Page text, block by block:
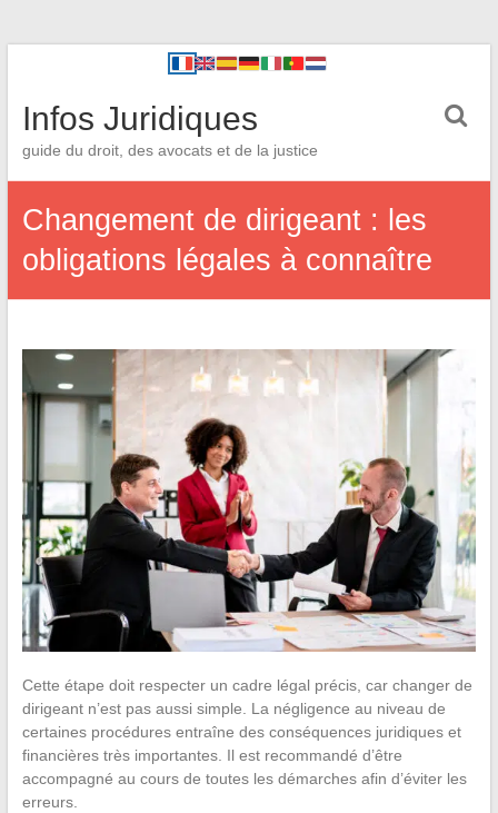
Infos Juridiques
guide du droit, des avocats et de la justice
Changement de dirigeant : les
obligations légales à connaître
Cette étape doit respecter un cadre légal précis, car changer de
dirigeant n’est pas aussi simple. La négligence au niveau de
certaines procédures entraîne des conséquences juridiques et
financières très importantes. Il est recommandé d’être
accompagné au cours de toutes les démarches afin d’éviter les
erreurs.